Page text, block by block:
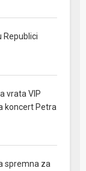
Republici
vrata VIP
koncert Petra
spremna za